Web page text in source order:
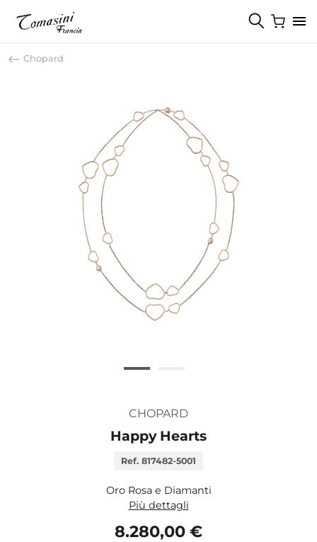
Chopard
CHOPARD
Happy Hearts
Ref. 817482-5001
Oro Rosa e Diamanti
Più dettagli
8.280,00 €